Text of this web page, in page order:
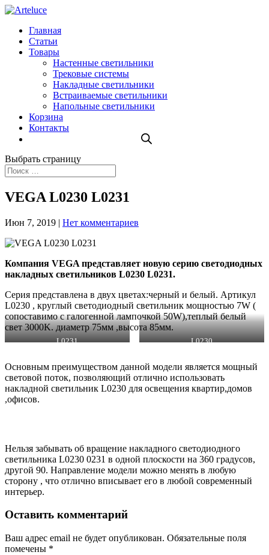
Главная
Статьи
Товары
Настенные светильники
Трековые системы
Накладные светильники
Встраиваемые светильники
Напольные светильники
Корзина
Контакты
Выбрать страницу
VEGA L0230 L0231
Июн 7, 2019 | Нет комментариев
Компания VEGA представляет новую серию светодиодных
накладных светильников L0230 L0231.
Серия представлена в двух цветах:черный и белый. Артикул
L0230 , круглый светодиодный светильник мощностью 7W (
сопоставимо с галогенной лампочкой 50W),теплый белый
свет 3000K. диаметр 75мм ,высота 85мм.
L0231 L0230
Основным преимуществом данной модели является мощный
световой поток, позволяющий отлично использовать
накладной светильник L0230 для освещения квартир,домов
,офисов.
Нельзя забывать об вращение накладного светодиодного
светильника L0230 0231 в одной плоскости на 360 градусов,
другой 90. Направление модели можно менять в любую
сторону , что отлично вписывает его в любой современный
интерьер.
Оставить комментарий
Ваш адрес email не будет опубликован. Обязательные поля
помечены *